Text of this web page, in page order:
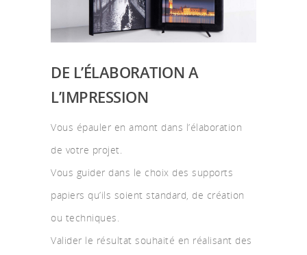
DE L’ÉLABORATION A
L’IMPRESSION
Vous épauler en amont dans l’élaboration
de votre projet.
Vous guider dans le choix des supports
papiers qu’ils soient standard, de création
ou techniques.
Valider le résultat souhaité en réalisant des